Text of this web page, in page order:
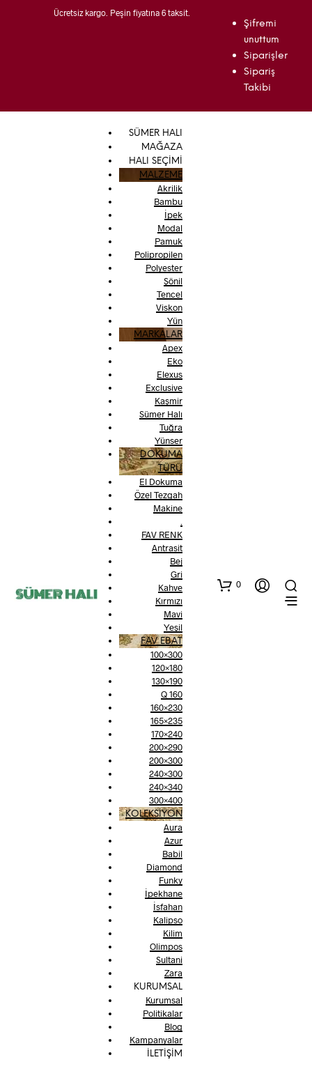
Ücretsiz kargo. Peşin fiyatına 6 taksit.
Şifremi
unuttum
Siparişler
Sipariş
Takibi
SÜMER HALI
MAĞAZA
HALI SEÇİMİ
MALZEME
Akrilik
Bambu
İpek
Modal
Pamuk
Polipropilen
Polyester
Şönil
Tencel
Viskon
Yün
MARKALAR
Apex
Eko
Elexus
Exclusive
Kaşmir
Sümer Halı
Tuğra
Yünser
DOKUMA
TÜRÜ
El Dokuma
Özel Tezgah
Makine
FAV RENK
Antrasit
Bej
Gri
Kahve
Kırmızı
Mavi
Yeşil
FAV EBAT
100×300
120×180
130×190
Q 160
160×230
165×235
170×240
200×290
200×300
240×300
240×340
300×400
KOLEKSİYON
Aura
Azur
Babil
Diamond
Funky
İpekhane
İsfahan
Kalipso
Kilim
Olimpos
Sultani
Zara
KURUMSAL
Kurumsal
Politikalar
Blog
Kampanyalar
İLETİŞİM
0